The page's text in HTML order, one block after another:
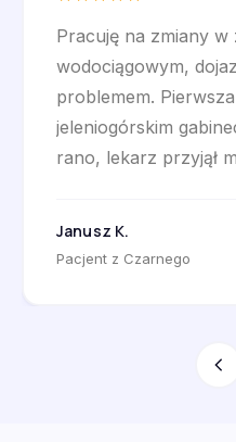
Pracuję na zmiany w
wodociągowym,
problemem.
jeleniogórskim
rano, lekarz przyjął
Polskiego kupiłem
Janusz K.
Pacjent z Czarnego